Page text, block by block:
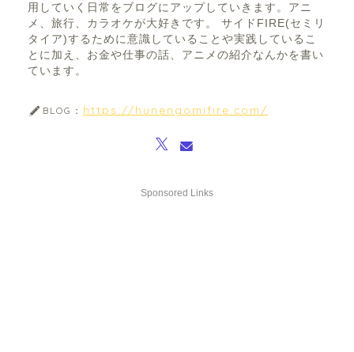
用していく日常をブログにアップしていきます。アニ
メ、旅行、カラオケが大好きです。 サイドFIRE(セミリ
タイア)するために意識していることや実践しているこ
とに加え、お金や仕事の話、アニメの紹介なんかを書い
ています。
BLOG： https://hunengomifire.com/
Sponsored Links